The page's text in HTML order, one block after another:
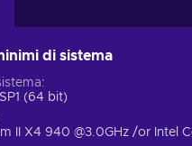
di sistema
(64 bit)
II X4 940 @3.0GHz /or Intel